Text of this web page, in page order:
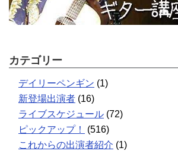
カテゴリー
デイリーペンギン (1)
新登場出演者 (16)
ライブスケジュール (72)
ピックアップ！
(516)
これからの出演者紹介 (1)